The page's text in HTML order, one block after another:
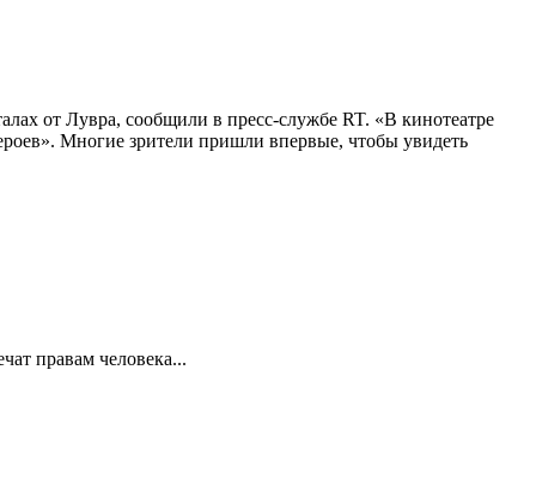
от Лувра, сообщили в пресс-службе RT. «В кинотеатре
Многие зрители пришли впервые, чтобы увидеть
правам человека...